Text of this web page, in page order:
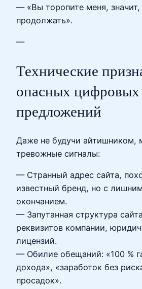
— «Вы торопите меня,
продолжать».
—
Технические
опасных цифровых
предложений
Даже не будучи айтишником,
тревожные сигналы:
— Странный адрес сайта,
известный бренд, но с
окончанием.
— Запутанная структура
реквизитов компании,
лицензий.
— Обилие обещаний: «100 %
дохода», «заработок без
просадок».